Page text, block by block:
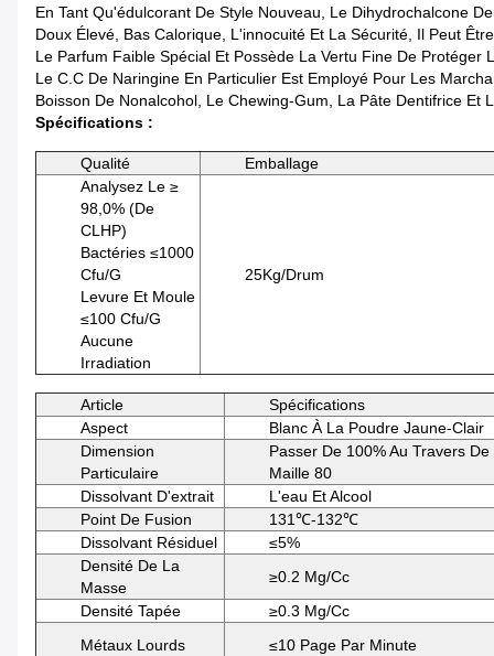
En Tant Qu'édulcorant De Style Nouveau, Le Dihydrochalcone
Doux Élevé, Bas Calorique, L'innocuité Et La Sécurité, Il Peut
Le Parfum Faible Spécial Et Possède La Vertu Fine De Protéger
Le C.C De Naringine En Particulier Est Employé Pour Les
Boisson De Nonalcohol, Le Chewing-Gum, La Pâte Dentifrice Et
Spécifications :
Qualité
Emballage
Analysez Le ≥
98,0% (de
CLHP)
Bactéries ≤1000
Cfu/g
Levure Et Moule
≤100 Cfu/g
Aucune
Irradiation
25Kg/drum
Article
Spécifications
Aspect
Blanc À La Poudre Jaune-Clair
Dimension
Particulaire
Passer De 100% Au Travers De
Maille 80
Dissolvant D'extrait
L'eau Et Alcool
Point De Fusion
131℃-132℃
Dissolvant Résiduel
≤5%
Densité De La
Masse
≥0.2 Mg/cc
Densité Tapée
≥0.3 Mg/cc
Métaux Lourds
≤10 Page Par Minute